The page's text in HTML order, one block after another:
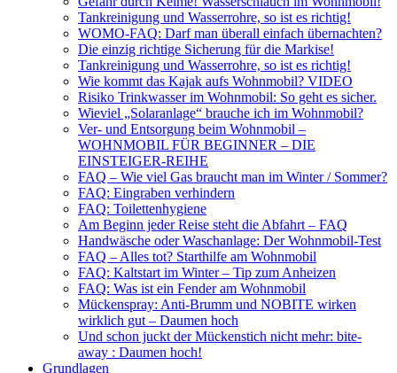
Tankreinigung und Wasserrohre, so ist es richtig!
WOMO-FAQ: Darf man überall einfach übernachten?
Die einzig richtige Sicherung für die Markise!
Tankreinigung und Wasserrohre, so ist es richtig!
Wie kommt das Kajak aufs Wohnmobil? VIDEO
Risiko Trinkwasser im Wohnmobil: So geht es sicher.
Wieviel „Solaranlage“ brauche ich im Wohnmobil?
Ver- und Entsorgung beim Wohnmobil –
WOHNMOBIL FÜR BEGINNER – DIE
EINSTEIGER-REIHE
FAQ – Wie viel Gas braucht man im Winter / Sommer?
FAQ: Eingraben verhindern
FAQ: Toilettenhygiene
Am Beginn jeder Reise steht die Abfahrt – FAQ
Handwäsche oder Waschanlage: Der Wohnmobil-Test
FAQ – Alles tot? Starthilfe am Wohnmobil
FAQ: Kaltstart im Winter – Tip zum Anheizen
FAQ: Was ist ein Fender am Wohnmobil
Mückenspray: Anti-Brumm und NOBITE wirken
wirklich gut – Daumen hoch
Und schon juckt der Mückenstich nicht mehr: bite-
away : Daumen hoch!
Grundlagen